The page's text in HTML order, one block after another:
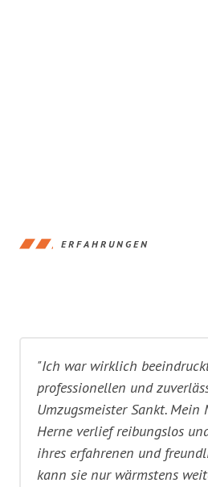
ERFAHRUNGEN
"Ich war wirklich
professionellen und
Umzugsmeister Sankt.
Herne verlief reibungslos
ihres erfahrenen und
kann sie nur wärmstens